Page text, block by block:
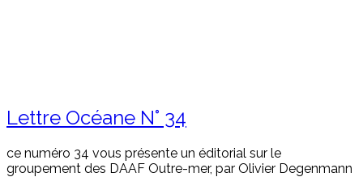
Lettre Océane N° 34
ce numéro 34 vous présente un éditorial sur le
groupement des DAAF Outre-mer, par Olivier Degenmann